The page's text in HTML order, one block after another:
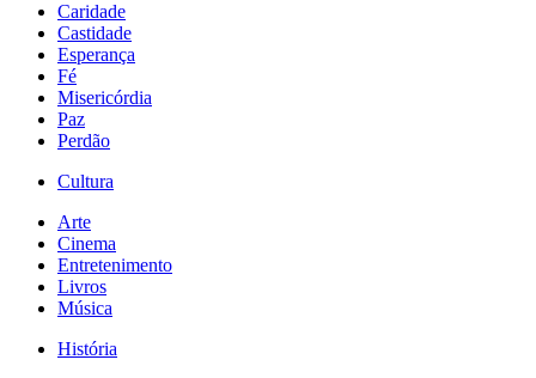
Caridade
Castidade
Esperança
Fé
Misericórdia
Paz
Perdão
Cultura
Arte
Cinema
Entretenimento
Livros
Música
História